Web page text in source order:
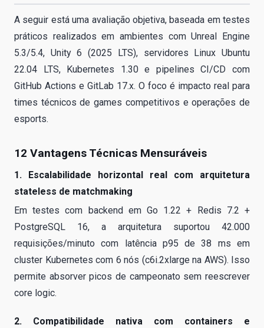
A seguir está uma avaliação objetiva, baseada em testes
práticos realizados em ambientes com Unreal Engine
5.3/5.4, Unity 6 (2025 LTS), servidores Linux Ubuntu
22.04 LTS, Kubernetes 1.30 e pipelines CI/CD com
GitHub Actions e GitLab 17.x. O foco é impacto real para
times técnicos de games competitivos e operações de
esports.
12 Vantagens Técnicas Mensuráveis
1. Escalabilidade horizontal real com arquitetura
stateless de matchmaking
Em testes com backend em Go 1.22 + Redis 7.2 +
PostgreSQL 16, a arquitetura suportou 42.000
requisições/minuto com latência p95 de 38 ms em
cluster Kubernetes com 6 nós (c6i.2xlarge na AWS). Isso
permite absorver picos de campeonato sem reescrever
core logic.
2. Compatibilidade nativa com containers e